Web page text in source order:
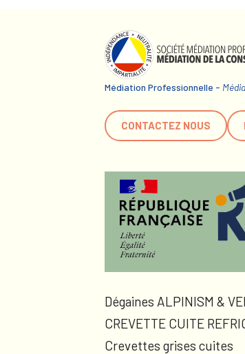
Médiation Professionnelle -
CONTACTEZ NOUS
Dégaines ALPINISM &
CREVETTE CUITE
Crevettes grises cuites